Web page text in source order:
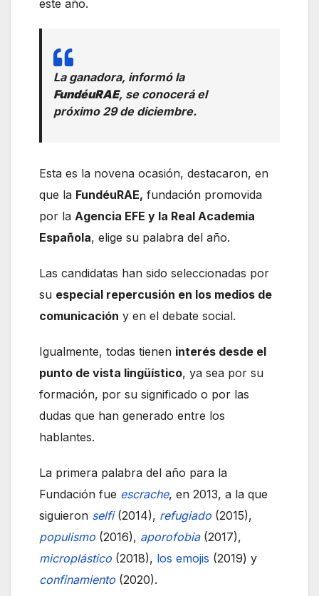
este año.
La ganadora, informó la
FundéuRAE, se conocerá el
próximo 29 de diciembre.
Esta es la novena ocasión, destacaron, en
que la FundéuRAE, fundación promovida
por la Agencia EFE y la Real Academia
Española, elige su palabra del año.
Las candidatas han sido seleccionadas por
su especial repercusión en los medios de
comunicación y en el debate social.
Igualmente, todas tienen interés desde el
punto de vista lingüístico, ya sea por su
formación, por su significado o por las
dudas que han generado entre los
hablantes.
La primera palabra del año para la
Fundación fue escrache, en 2013, a la que
siguieron selfi (2014), refugiado (2015),
populismo (2016), aporofobia (2017),
microplástico (2018), los emojis (2019) y
confinamiento (2020).